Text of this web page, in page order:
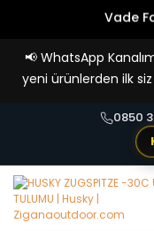
Vade
📢 WhatsApp
yeni ürünlerden ilk
0850